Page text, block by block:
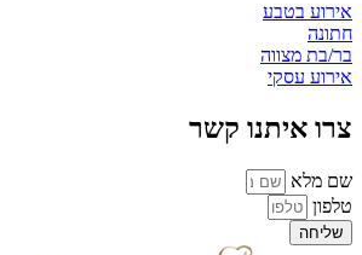
אירוע בטבע
חתונה
בר/בת מצווה
אירוע עסקי
צרו איתנו קשר
שם מלא
טלפון
שליחה